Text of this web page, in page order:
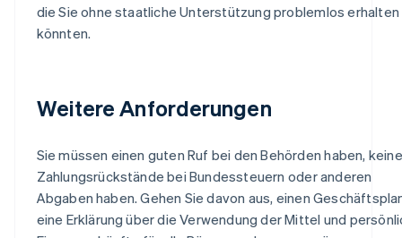
die Sie ohne staatliche Unterstützung problemlos erhalten
könnten.
Weitere Anforderungen
Sie müssen einen guten Ruf bei den Behörden haben, keine
Zahlungsrückstände bei Bundessteuern oder anderen
Abgaben haben. Gehen Sie davon aus, einen
eine Erklärung über die Verwendung der Mittel und